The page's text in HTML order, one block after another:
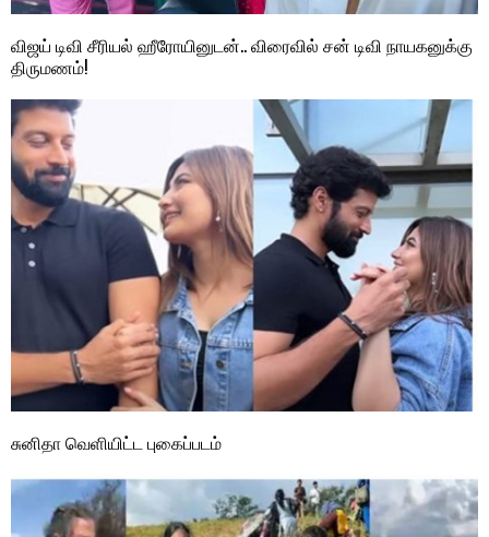
விஜய் டிவி சீரியல் ஹீரோயினுடன்.. விரைவில் சன் டிவி நாயகனுக்கு
திருமணம்!
சுனிதா வெளியிட்ட புகைப்படம்